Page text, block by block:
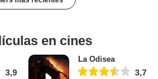
en cines
3,9
La Odisea
3,7